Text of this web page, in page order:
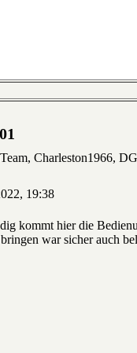
Charleston1966,
19:38
kommt hier die
war sicher auch